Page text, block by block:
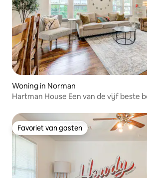
Woning in Norman
Hartman House Een van de vijf beste
Favoriet van gasten
Favoriet van gasten